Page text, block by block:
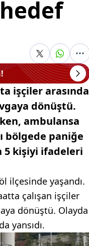
işçiler arasında
dönüştü.
ambulansa
bölgede paniğe
5 kişiyi ifadeleri
ilçesinde yaşandı.
çalışan işçiler
dönüştü. Olayda
yansıdı.